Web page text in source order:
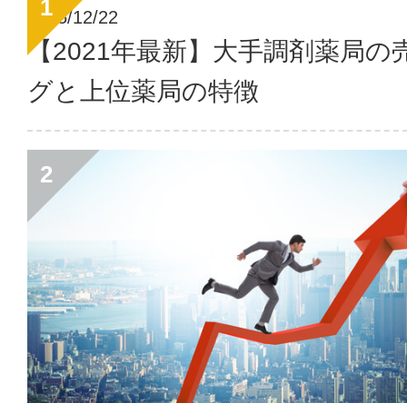
2025/12/22
【2021年最新】大手調剤薬局の
グと上位薬局の特徴